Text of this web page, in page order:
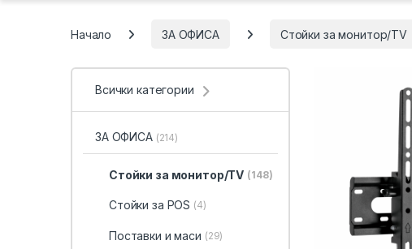
Начало ЗА ОФИСА Стойки за монитор/TV
Всички категории
ЗА ОФИСА (214)
Стойки за монитор/TV (148)
Стойки за POS (4)
Поставки и маси (29)